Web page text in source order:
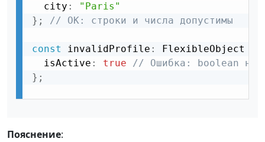
  city
:
"Paris"
} ; // OK: строки и числа допустимы
const invalidProfile : FlexibleObject
  isActive
: true
// Ошибка: boolean не
} ;
Пояснение: